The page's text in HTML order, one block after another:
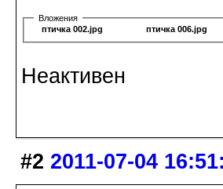
Вложения
птичка 002.jpg
птичка 006.jpg
Неактивен
#2 2011-07-04